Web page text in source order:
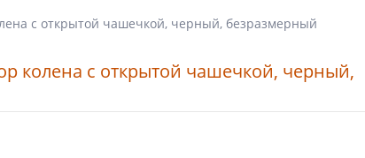
с открытой чашечкой, черный, безразмерный
колена с открытой чашечкой, черный,